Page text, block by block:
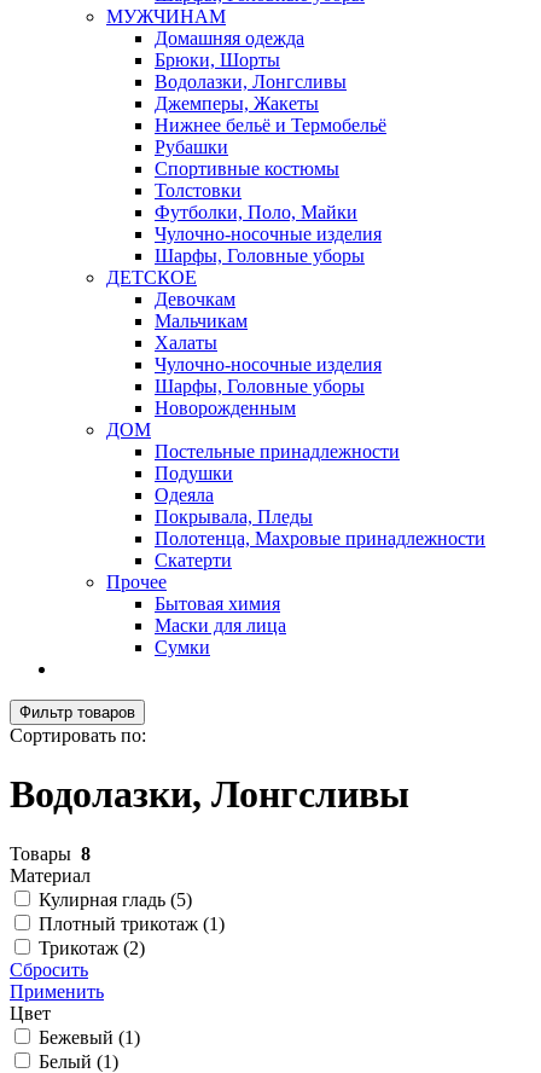
МУЖЧИНАМ
Домашняя одежда
Брюки, Шорты
Водолазки, Лонгсливы
Джемперы, Жакеты
Нижнее бельё и Термобельё
Рубашки
Спортивные костюмы
Толстовки
Футболки, Поло, Майки
Чулочно-носочные изделия
Шарфы, Головные уборы
ДЕТСКОЕ
Девочкам
Мальчикам
Халаты
Чулочно-носочные изделия
Шарфы, Головные уборы
Новорожденным
ДОМ
Постельные принадлежности
Подушки
Одеяла
Покрывала, Пледы
Полотенца, Махровые принадлежности
Скатерти
Прочее
Бытовая химия
Маски для лица
Сумки
Фильтр товаров
Сортировать по:
Водолазки, Лонгсливы
Товары 8
Материал
Кулирная гладь (5)
Плотный трикотаж (1)
Трикотаж (2)
Сбросить
Применить
Цвет
Бежевый (1)
Белый (1)